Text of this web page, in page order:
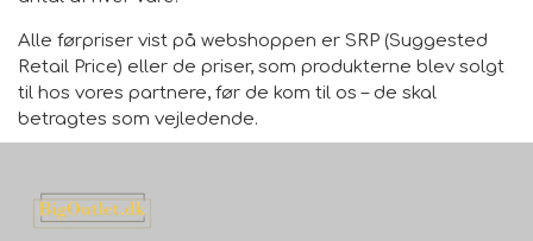
Alle førpriser vist på webshoppen er SRP (Suggested
Retail Price) eller de priser, som produkterne blev solgt
til hos vores partnere, før de kom til os – de skal
betragtes som vejledende.